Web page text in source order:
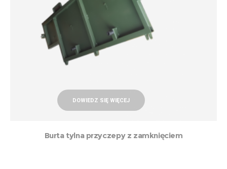
DOWIEDZ SIĘ WIĘCEJ
Burta tylna przyczepy z zamknięciem